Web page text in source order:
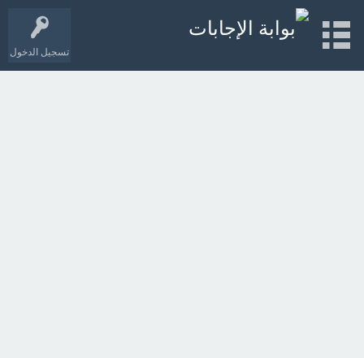
تسجيل الدخول